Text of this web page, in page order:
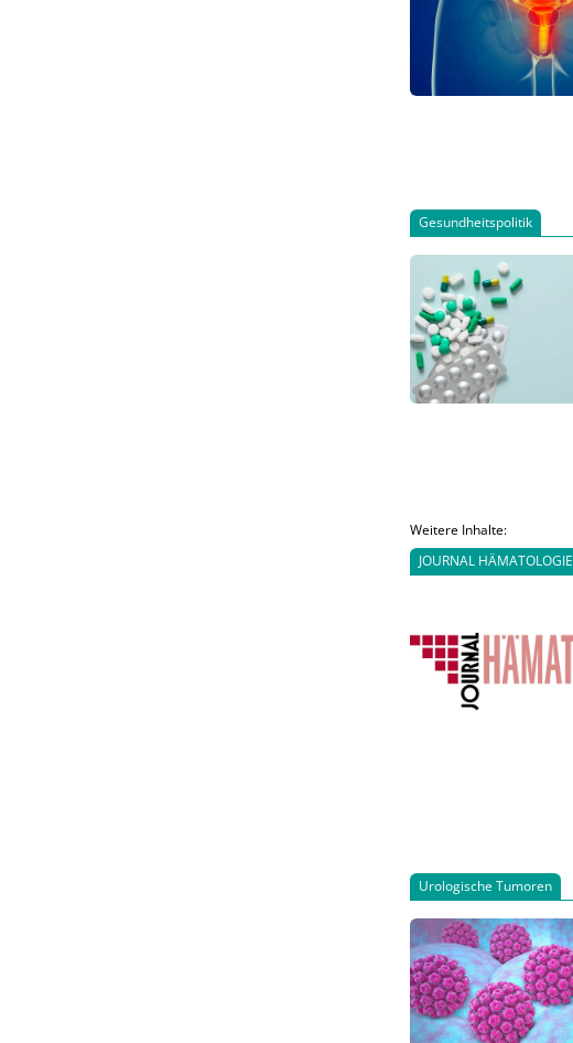
Gesundheitspolitik
Weitere Inhalte:
JOURNAL HÄMATOLOGIE
Urologische Tumoren